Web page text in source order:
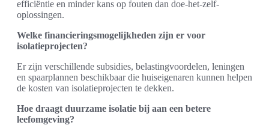
efficiëntie en minder kans op fouten dan doe-het-zelf-
oplossingen.
Welke financieringsmogelijkheden zijn er voor
isolatieprojecten?
Er zijn verschillende subsidies, belastingvoordelen, leningen
en spaarplannen beschikbaar die huiseigenaren kunnen helpen
de kosten van isolatieprojecten te dekken.
Hoe draagt duurzame isolatie bij aan een betere
leefomgeving?